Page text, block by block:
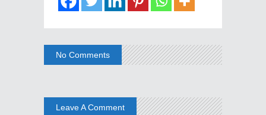
No Comments
Leave A Comment